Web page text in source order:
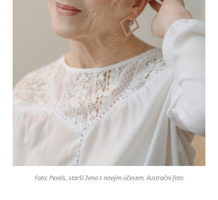
Foto: Pexels, starší žena s novým účesem, ilustrační foto